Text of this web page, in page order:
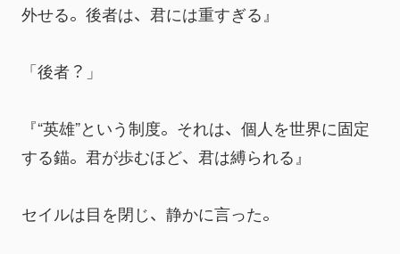
外せる。後者は、君には重すぎる』
「後者？」
『“英雄”という制度。それは、個人を世界に固定
する錨。君が歩むほど、君は縛られる』
セイルは目を閉じ、静かに言った。